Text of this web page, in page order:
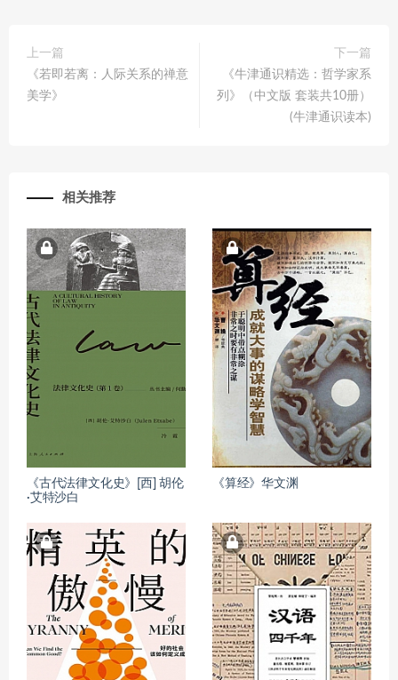
上一篇
《若即若离：人际关系的禅意
美学》
下一篇
《牛津通识精选：哲学家系
列》（中文版 套装共10册）
(牛津通识读本)
相关推荐
《古代法律文化史》[西] 胡伦
·艾特沙白
《算经》华文渊